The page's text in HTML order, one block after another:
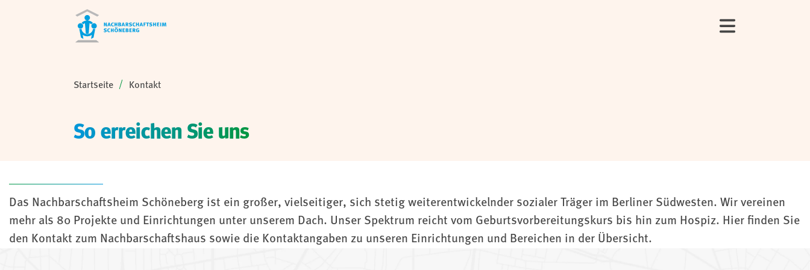
Sie sind hier:
Startseite Kontakt
So erreichen Sie uns
Das Nachbarschaftsheim Schöneberg ist ein großer, vielseitiger, sich stetig weiterentwickelnder sozialer Träger im Berliner Südwesten. Wir vereinen
mehr als 80 Projekte und Einrichtungen unter unserem Dach. Unser Spektrum reicht vom Geburtsvorbereitungskurs bis hin zum Hospiz. Hier finden Sie
den Kontakt zum Nachbarschaftshaus sowie die Kontaktangaben zu unseren Einrichtungen und Bereichen in der Übersicht.